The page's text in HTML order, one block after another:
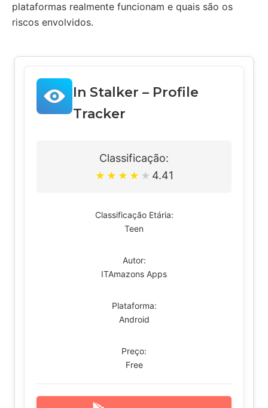
plataformas realmente funcionam e quais são os
riscos envolvidos.
In Stalker – Profile
Tracker
Classificação:
★ ★ ★ ★ ★ 4.41
Classificação Etária:
Teen
Autor:
ITAmazons Apps
Plataforma:
Android
Preço:
Free